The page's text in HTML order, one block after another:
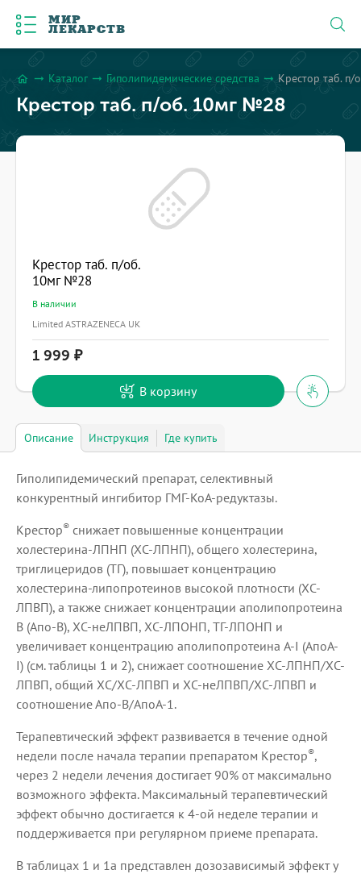
МИР
ЛЕКАРСТВ
home arrow_right_alt Каталог arrow_right_alt Гиполипидемические средства arrow_right_alt Крестор таб.
Крестор таб. п/об. 10мг №28
Крестор таб. п/об.
10мг №28
В наличии
Limited ASTRAZENECA UK
1 999
В корзину
Описание Инструкция Где купить
Гиполипидемический препарат, селективный
конкурентный ингибитор ГМГ-КоА-редуктазы.
Крестор® снижает повышенные концентрации
холестерина-ЛПНП (ХС-ЛПНП), общего холестерина,
триглицеридов (ТГ), повышает концентрацию
холестерина-липопротеинов высокой плотности (ХС-
ЛПВП), а также снижает концентрации аполипопротеина
В (Апо-B), ХС-неЛПВП, ХС-ЛПОНП, ТГ-ЛПОНП и
увеличивает концентрацию аполипопротеина A-I (АпоА-
I) (см. таблицы 1 и 2), снижает соотношение ХС-ЛПНП/ХС-
ЛПВП, общий ХС/ХС-ЛПВП и ХС-неЛПВП/ХС-ЛПВП и
соотношение Апо-B/АпоА-1.
Терапевтический эффект развивается в течение одной
недели после начала терапии препаратом Крестор®,
через 2 недели лечения достигает 90% от максимально
возможного эффекта. Максимальный терапевтический
эффект обычно достигается к 4-ой неделе терапии и
поддерживается при регулярном приеме препарата.
В таблицах 1 и 1а представлен дозозависимый эффект у